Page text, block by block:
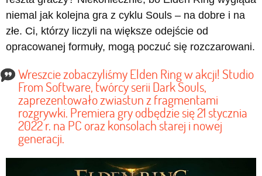
niemal jak kolejna gra z cyklu Souls – na dobre i na
złe. Ci, którzy liczyli na większe odejście od
opracowanej formuły, mogą poczuć się rozczarowani.
Wreszcie zobaczyliśmy Elden Ring w akcji! Studio
From Software, twórcy serii Dark Souls,
zaprezentowało zwiastun z fragmentami
rozgrywki. Premiera gry odbędzie się 21 stycznia
2022 r. na PC oraz konsolach starej i nowej
generacji.